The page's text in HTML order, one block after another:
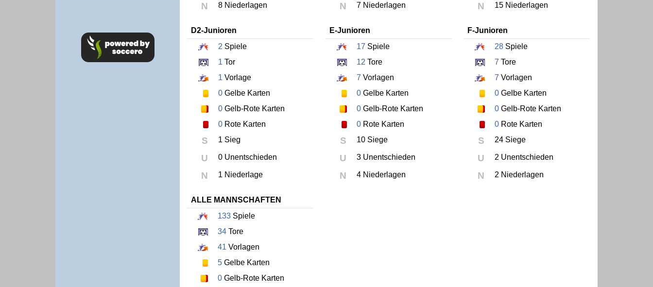
N 8 Niederlagen N 7 Niederlagen N 15 Niederlagen
D2-Junioren
2 Spiele
1 Tor
1 Vorlage
0 Gelbe Karten
0 Gelb-Rote Karten
0 Rote Karten
S 1 Sieg
U 0 Unentschieden
N 1 Niederlage
E-Junioren
17 Spiele
12 Tore
7 Vorlagen
0Gelbe Karten
0Gelb-Rote Karten
0Rote Karten
S 10 Siege
U 3 Unentschieden
N 4 Niederlagen
F-Junioren
28 Spiele
7 Tore
7 Vorlagen
0 Gelbe Karten
0 Gelb-Rote Karten
0 Rote Karten
S 24 Siege
U 2 Unentschieden
N 2 Niederlagen
ALLE MANNSCHAFTEN
133 Spiele
34 Tore
41 Vorlagen
5 Gelbe Karten
0 Gelb-Rote Karten